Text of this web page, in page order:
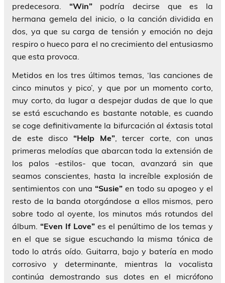
predecesora. “Win” podría decirse que es la
hermana gemela del inicio, o la canción dividida en
dos, ya que su carga de tensión y emoción no deja
respiro o hueco para el no crecimiento del entusiasmo
que esta provoca.
Metidos en los tres últimos temas, ‘las canciones de
cinco minutos y pico’, y que por un momento corto,
muy corto, da lugar a despejar dudas de que lo que
se está escuchando es bastante notable, es cuando
se coge definitivamente la bifurcación al éxtasis total
de este disco “Help Me”, tercer corte, con unas
primeras melodías que abarcan toda la extensión de
los palos -estilos- que tocan, avanzará sin que
seamos conscientes, hasta la increíble explosión de
sentimientos con una “Susie” en todo su apogeo y el
resto de la banda otorgándose a ellos mismos, pero
sobre todo al oyente, los minutos más rotundos del
álbum. “Even If Love” es el penúltimo de los temas y
en el que se sigue escuchando la misma tónica de
todo lo atrás oído. Guitarra, bajo y batería en modo
corrosivo y determinante, mientras la vocalista
continúa demostrando sus dotes en el micrófono